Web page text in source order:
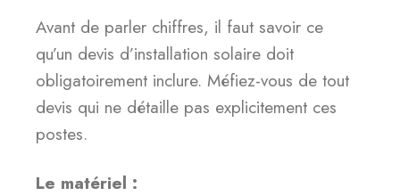
Avant de parler chiffres, il faut savoir ce
qu’un devis d’installation solaire doit
obligatoirement inclure. Méfiez-vous de tout
devis qui ne détaille pas explicitement ces
postes.
Le matériel :